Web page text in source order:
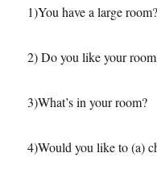
1)You have a large room?
2) Do you like your
3)What’s in your room?
4)Would you like to (a)